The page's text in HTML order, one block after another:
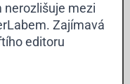
nerozlišuje mezi
Zajímavá
editoru